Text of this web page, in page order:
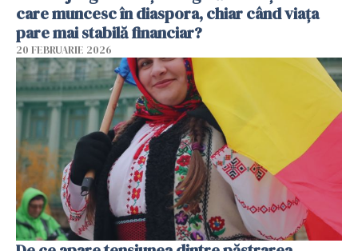
care muncesc în diaspora, chiar când viața
pare mai stabilă financiar?
20 FEBRUARIE 2026